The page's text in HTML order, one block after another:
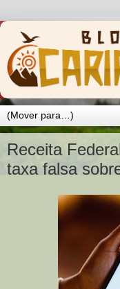
Receita
taxa falsa